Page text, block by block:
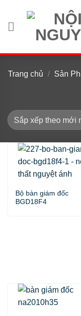
nội
Trang chủ / Sản
Bộ bàn giám đốc
BGD18F4